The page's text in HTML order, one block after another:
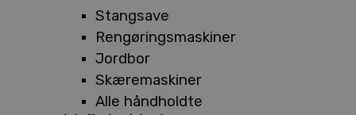
Stangsave
Rengøringsmaskiner
Jordbor
Skæremaskiner
Alle håndholdte